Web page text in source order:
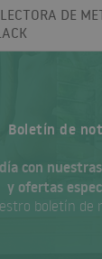
DE
Boletín de
con
y ofertas
boletín